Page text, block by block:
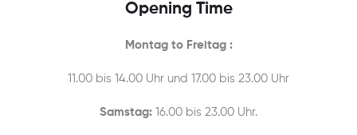
Opening Time
Montag to Freitag :
11.00 bis 14.00 Uhr und 17.00 bis 23.00 Uhr
Samstag: 16.00 bis 23.00 Uhr.